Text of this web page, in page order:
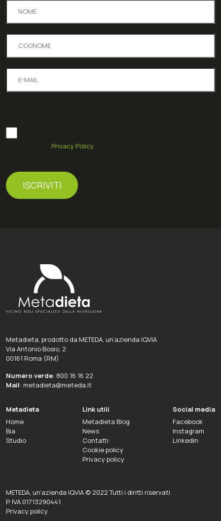
Privacy Policy
Metadieta
Home
Bia
Studio
Link utili
Metadieta Blog
News
Contatti
Cookie policy
Privacy policy
Social media
Facebook
Instagram
Linkedin
Metadieta, prodotto da METEDA, un’azienda IQVIA
Via Antonio Bosio, 2
00161 Roma (RM)
Numero verde: 800 16 16 22
Mail: metadieta@meteda.it
METEDA, un’azienda IQVIA © 2022 Tutti i diritti riservati
P. IVA 01713290441
Privacy policy